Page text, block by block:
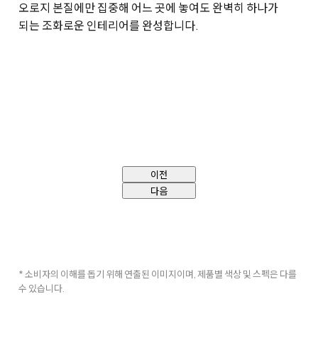
오로지 본질에만 집중해 어느 곳에 놓여도 완벽히 하나가
되는 조화로운 인테리어를 완성합니다.
이전
다음
* 소비자의 이해를 돕기 위해 연출된 이미지이며, 제품별 색상 및 스펙은 다를
수 있습니다.